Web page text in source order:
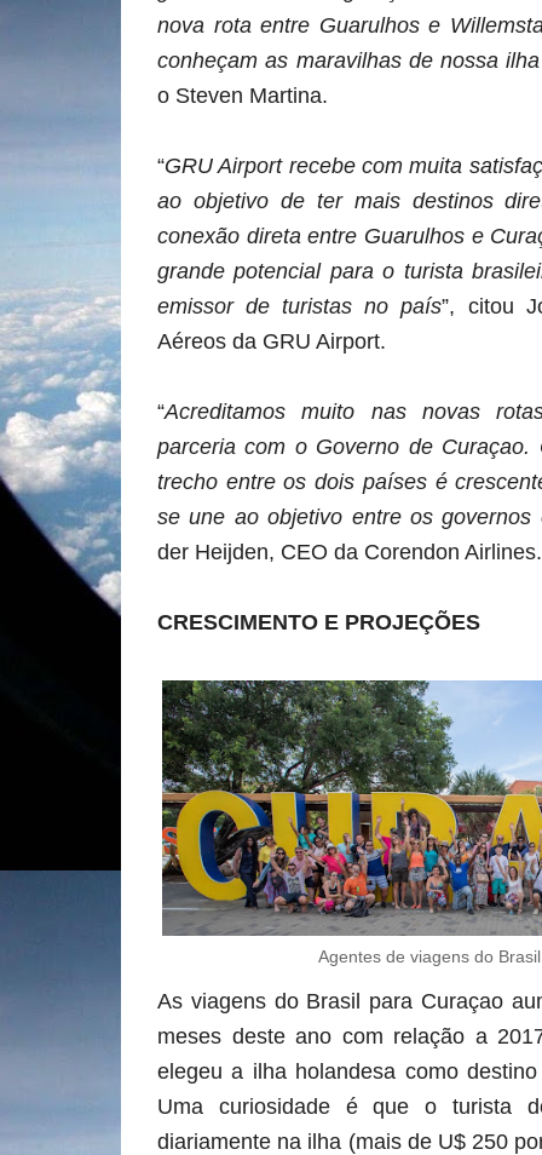
nova rota entre Guarulhos e
conheçam as maravilhas de nossa
o Steven Martina.
“GRU Airport recebe com muita
ao objetivo de ter mais destinos
conexão direta entre Guarulhos e
grande potencial para o turista
emissor de turistas no país”, citou
Aéreos da GRU Airport.
“Acreditamos muito nas novas
parceria com o Governo de
trecho entre os dois países é
se une ao objetivo entre os governos
der Heijden, CEO da Corendon Airlines.
CRESCIMENTO E PROJEÇÕES
Agentes de viagens do
As viagens do Brasil para Curaçao
meses deste ano com relação a
elegeu a ilha holandesa como
Uma curiosidade é que o turista
diariamente na ilha (mais de U$ 250